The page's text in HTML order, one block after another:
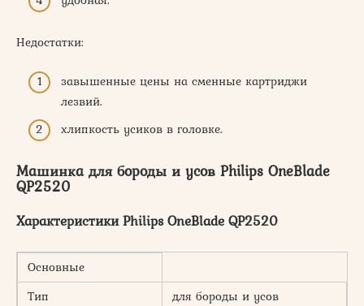
Недостатки:
завышенные цены на сменные картриджи
лезвий.
хлипкость усиков в головке.
Машинка для бороды и усов Philips OneBlade
QP2520
Характеристики Philips OneBlade QP2520
Основные
Тип
для бороды и усов